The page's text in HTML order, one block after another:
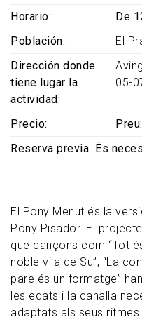
El Pony Menut és la
Pony Pisador. El
que cançons com “Tot
noble vila de Su”, “La
pare és un formatge”
les edats i la canalla
adaptats als seus
Horario
De
Población
El
Dirección donde
tiene lugar la
actividad
05-
Precio
Reserva previa
És